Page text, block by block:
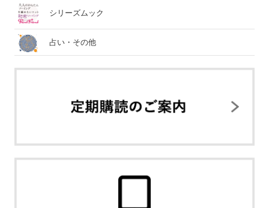
シリーズムック
占い・その他